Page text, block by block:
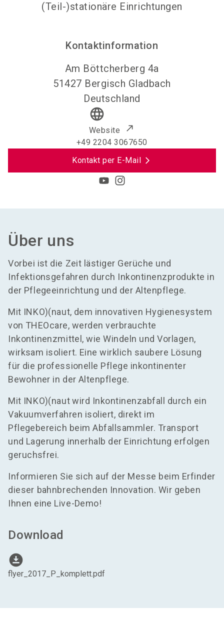
(Teil-)stationäre Einrichtungen
Kontaktinformation
Am Böttcherberg 4a
51427 Bergisch Gladbach
Deutschland
language
Website
+49 2204 3067650
Kontakt per E-Mail
Über uns
Vorbei ist die Zeit lästiger Gerüche und
Infektionsgefahren durch Inkontinenzprodukte in
der Pflegeeinrichtung und der Altenpflege.
Mit INKO)(naut, dem innovativen Hygienesystem
von THEOcare, werden verbrauchte
Inkontinenzmittel, wie Windeln und Vorlagen,
wirksam isoliert. Eine wirklich saubere Lösung
für die professionelle Pflege inkontinenter
Bewohner in der Altenpflege.
Mit INKO)(naut wird Inkontinenzabfall durch ein
Vakuumverfahren isoliert, direkt im
Pflegebereich beim Abfallsammler. Transport
und Lagerung innerhalb der Einrichtung erfolgen
geruchsfrei.
Informieren Sie sich auf der Messe beim Erfinder
dieser bahnbrechenden Innovation. Wir geben
Ihnen eine Live-Demo!
Download
download_for_offline
flyer_2017_P_komplett.pdf